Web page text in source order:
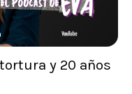
y 20 años